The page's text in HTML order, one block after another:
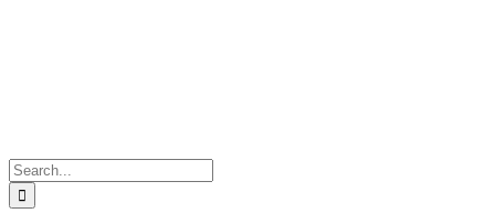
Search
for: